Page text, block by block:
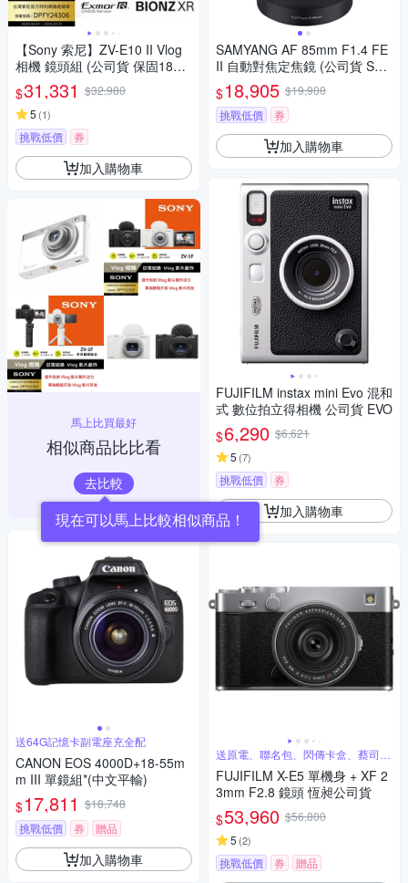
【Sony 索尼】ZV-E10 II Vlog
相機 鏡頭組 (公司貨 保固18+6
個月)
$31,331 $32,980
5 (1)
挑戰低價 券
加入購物車
馬上比買最好
相似商品比比看
去比較
現在可以馬上比較相似商品！
送64G記憶卡副電座充全配
CANON EOS 4000D+18-55m
m III 單鏡組*(中文平輸)
$17,811 $18,748
挑戰低價
券 贈品
加入購物車
SAMYANG AF 85mm F1.4 FE
II 自動對焦定焦鏡 (公司貨 SO
NY FE接環)
$18,905 $19,900
挑戰低價
券
加入購物車
FUJIFILM instax mini Evo 混和
式 數位拍立得相機 公司貨 EVO
$6,290 $6,621
5 (7)
挑戰低價 券
加入購物車
送原電、聯名包、閃傳卡盒、蔡司清
潔組
FUJIFILM X-E5 單機身 + XF 2
3mm F2.8 鏡頭 恆昶公司貨
$53,960 $56,800
5 (2)
挑戰低價 券 贈品